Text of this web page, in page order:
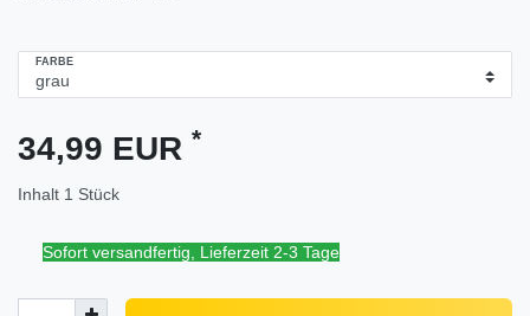
FARBE
34,99 EUR *
Inhalt 1 Stück
Sofort versandfertig, Lieferzeit 2-3 Tage